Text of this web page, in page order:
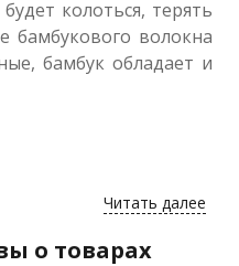
колоться, терять
бамбукового волокна
бамбук обладает и
Читать далее
о товарах